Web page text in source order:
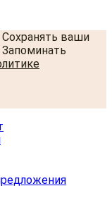
ваши